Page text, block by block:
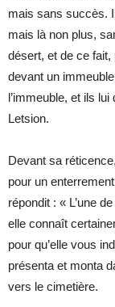
mais sans succès.
mais là non plus,
désert, et de ce
devant un
l’immeuble, et ils
Letsion.
Devant sa
pour un
répondit : « L’une
elle connaît
pour qu’elle vous
présenta et monta
vers le cimetière.